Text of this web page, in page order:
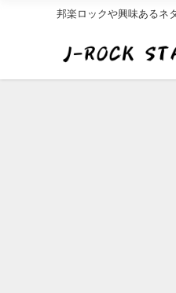
邦楽ロックや興味あるネ